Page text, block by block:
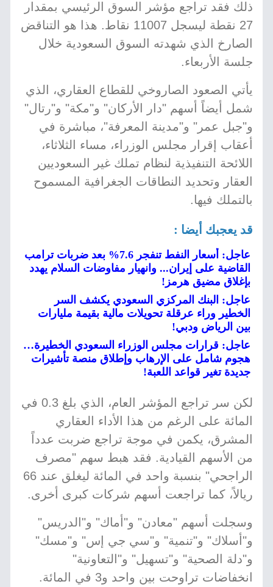
ذلك فقد تراجع مؤشر السوق الرئيسي بمقدار
27 نقطة ليسجل 11007 نقاط. هذا هو التناقض
الصارخ الذي شهدته السوق السعودية خلال
جلسة الأربعاء.
يأتي الصعود الصاروخي للقطاع العقاري، الذي
شمل أيضاً أسهم "دار الأركان" و"مكة" و"رتال"
و"جبل عمر" و"مدينة المعرفة"، مباشرة في
أعقاب إقرار مجلس الوزراء، مساء الثلاثاء،
اللائحة التنفيذية لنظام تملك غير السعوديين
العقار وتحديد النطاقات الجغرافية المسموح
بالتملك فيها.
قد يعجبك أيضا :
عاجل: أسعار النفط تنفجر 7.6% بعد ضربات ترامب
القاضية على إيران... وانهيار مفاوضات السلام يهدد
بإغلاق مضيق هرمز!
عاجل: البنك المركزي السعودي يكشف السر
الخطير وراء عرقلة تحويلات مالية بقيمة مليارات
بين الرياض ودبي!
عاجل: قرارات مجلس الوزراء السعودي الخطيرة…
هجوم شامل على الإرهاب وإطلاق منصة تأشيرات
جديدة تغير قواعد اللعبة!
لكن سر تراجع المؤشر العام، الذي بلغ 0.3 في
المائة على الرغم من هذا الأداء العقاري
المشرق، يكمن في موجة تراجع ضربت عدداً
من الأسهم القيادية. فقد هبط سهم "مصرف
الراجحي" بنسبة واحد في المائة ليغلق عند 66
ريالاً، كما تراجعت أسهم شركات كبرى أخرى.
وسجلت أسهم "معادن" و"أماك" و"الدريس"
و"أسلاك" و"تنمية" و"سي جي إس" و"مسك"
و"دلة الصحية" و"تسهيل" و"التعاونية"
انخفاضات تراوحت بين واحد و3 في المائة.